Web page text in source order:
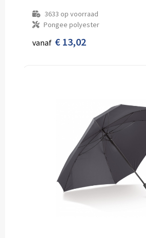
3633 op voorraad
Pongee polyester
vanaf € 13,02